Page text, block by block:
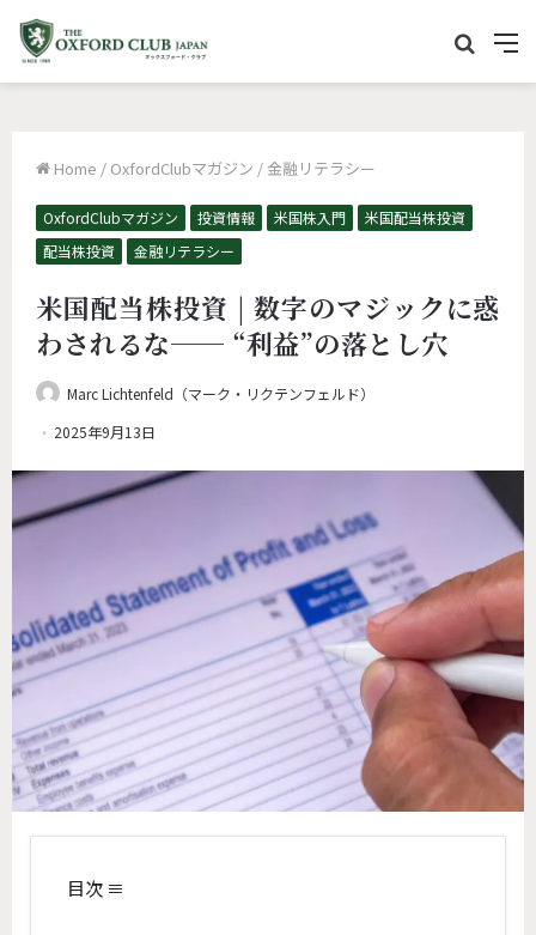
M
e
イ
Home / OxfordClubマガジン / 金融リテラシー
OxfordClubマガジン 投資情報 米国株入門
米国配当株投資
配当株投資
金融リテラシー
米国配当株投資 | 数字のマジックに惑
わされるな── “利益”の落とし穴
Marc Lichtenfeld（マーク・リクテンフェルド）
2025年9月13日
目次 ≡